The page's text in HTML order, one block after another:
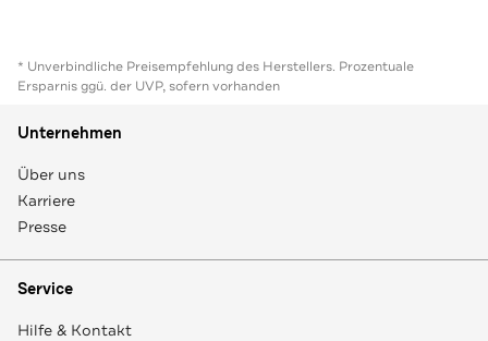
* Unverbindliche Preisempfehlung des Herstellers. Prozentuale
Ersparnis ggü. der UVP, sofern vorhanden
Unternehmen
Über uns
Karriere
Presse
Service
Hilfe & Kontakt